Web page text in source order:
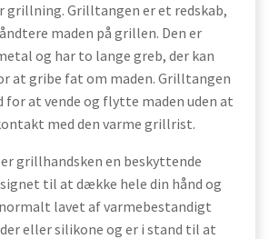
grillning. Grilltangen er et redskab,
maden på grillen. Den er
og har to lange greb, der kan
at gribe fat om maden. Grilltangen
for at vende og flytte maden uden at
med den varme grillrist.
er grillhandsken en beskyttende
til at dække hele din hånd og
lavet af varmebestandigt
eller silikone og er i stand til at